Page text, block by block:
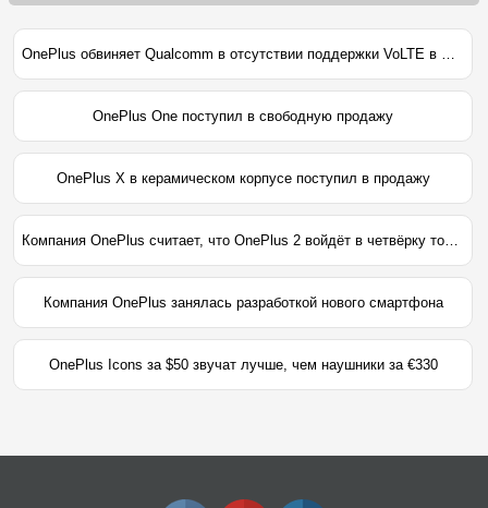
OnePlus One поступил в свободную продажу
OnePlus X в керамическом корпусе поступил в продажу
Компания OnePlus считает, что OnePlus 2 войдёт в четвёрку топовых смартфонов года
Компания OnePlus занялась разработкой нового смартфона
OnePlus Icons за $50 звучат лучше, чем наушники за €330